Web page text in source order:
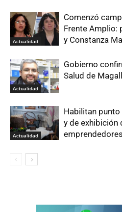
Actualidad
Comenzó
Frente Amplio:
y Constanza
Actualidad
Gobierno
Salud de
Actualidad
Habilitan
y de exhibición